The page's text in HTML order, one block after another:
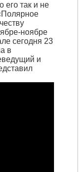
его так и не
ноябре
сегодня 23
в
и